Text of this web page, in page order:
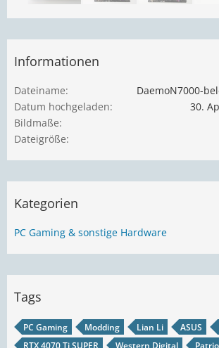
Informationen
Dateiname
DaemoN7000-
Datum hochgeladen
30.
Bildmaße
Dateigröße
Kategorien
PC Gaming & sonstige Hardware
Tags
PC Gaming Modding Lian Li ASUS